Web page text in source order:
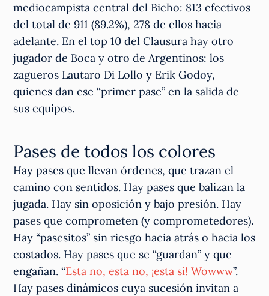
mediocampista central del Bicho: 813 efectivos
del total de 911 (89.2%), 278 de ellos hacia
adelante. En el top 10 del Clausura hay otro
jugador de Boca y otro de Argentinos: los
zagueros Lautaro Di Lollo y Erik Godoy,
quienes dan ese “primer pase” en la salida de
sus equipos.
Pases de todos los colores
Hay pases que llevan órdenes, que trazan el
camino con sentidos. Hay pases que balizan la
jugada. Hay sin oposición y bajo presión. Hay
pases que comprometen (y comprometedores).
Hay “pasesitos” sin riesgo hacia atrás o hacia los
costados. Hay pases que se “guardan” y que
engañan. “Esta no, esta no, ¡esta sí! Wowww”.
Hay pases dinámicos cuya sucesión invitan a